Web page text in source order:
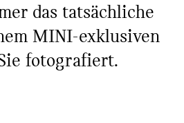
das tatsächliche
MINI-exklusiven
fotografiert.